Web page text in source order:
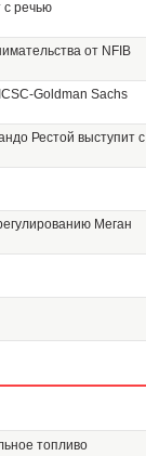
с речью
от NFIB
Goldman Sachs
Рестой выступит с
Меган
топливо